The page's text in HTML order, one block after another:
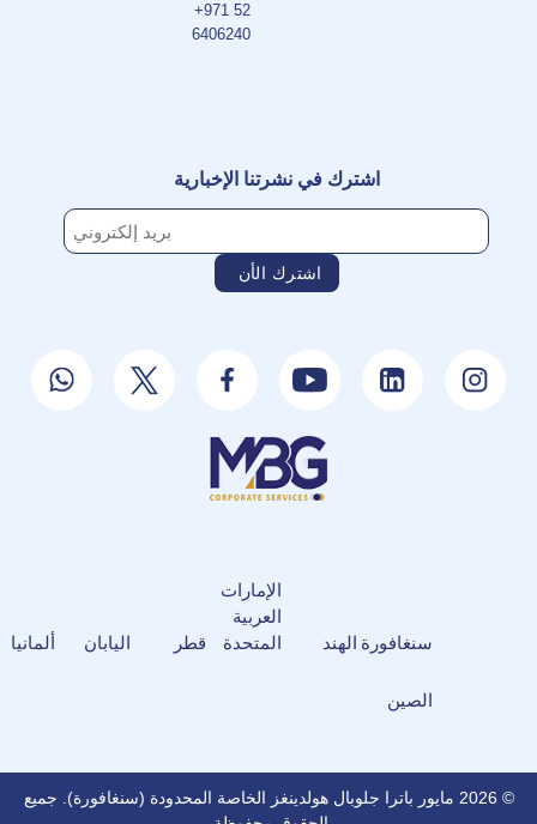
+971 52
6406240
اشترك في نشرتنا الإخبارية
سنغافورة الهند
الإمارات
العربية
المتحدة
قطر اليابان ألمانيا
الصين
© 2026 مايور باترا جلوبال هولدينغز الخاصة المحدودة (سنغافورة). جميع